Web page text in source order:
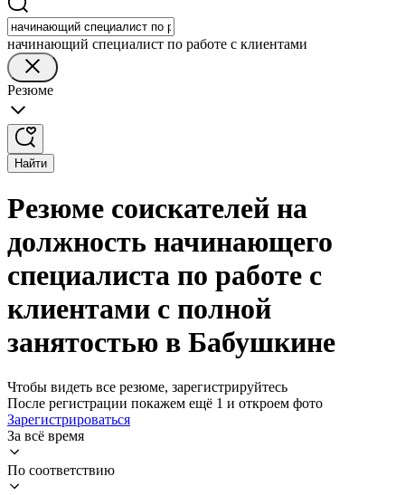
начинающий специалист по работе с клиентами
Резюме
Найти
Резюме соискателей на
должность начинающего
специалиста по работе с
клиентами с полной
занятостью в Бабушкине
Чтобы видеть все резюме, зарегистрируйтесь
После регистрации покажем ещё 1 и откроем фото
Зарегистрироваться
За всё время
По соответствию